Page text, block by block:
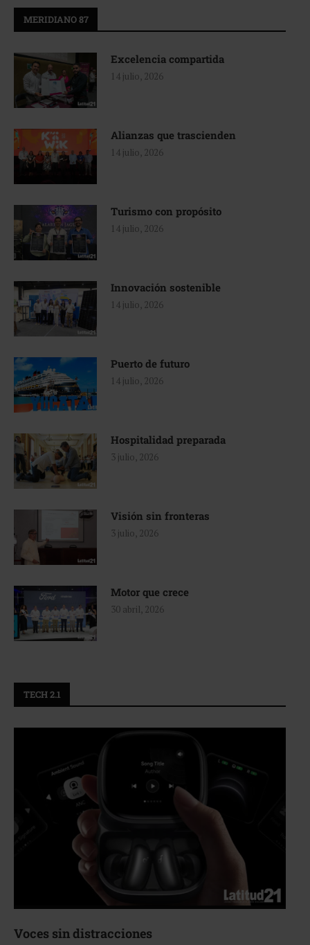
MERIDIANO 87
Excelencia compartida
14 julio, 2026
Alianzas que trascienden
14 julio, 2026
Turismo con propósito
14 julio, 2026
Innovación sostenible
14 julio, 2026
Puerto de futuro
14 julio, 2026
Hospitalidad preparada
3 julio, 2026
Visión sin fronteras
3 julio, 2026
Motor que crece
30 abril, 2026
TECH 2.1
Voces sin distracciones